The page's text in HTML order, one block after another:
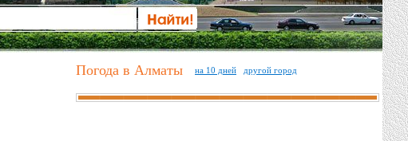
Погода в Алматы на 10 дней другой город